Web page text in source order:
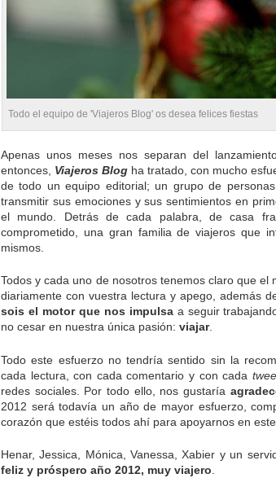
Todo el equipo de 'Viajeros Blog' os desea felices fiestas
Apenas unos meses nos separan del
entonces, Viajeros Blog ha tratado, con mucho
de todo un equipo editorial; un grupo de
transmitir sus emociones y sus sentimientos en
el mundo. Detrás de cada palabra, de casa
comprometido, una gran familia de viajeros que
mismos.
Todos y cada uno de nosotros tenemos claro que el
diariamente con vuestra lectura y apego, además
sois el motor que nos impulsaa seguir
no cesar en nuestra única pasión: viajar.
Todo este esfuerzo no tendría sentido sin la
cada lectura, con cada comentario y con cada
redes sociales. Por todo ello, nos gustaría
2012 será todavía un año de mayor esfuerzo,
corazón que estéis todos ahí para apoyarnos en
Henar, Jessica, Mónica, Vanessa, Xabier y un
feliz y próspero año 2012, muy viajero.